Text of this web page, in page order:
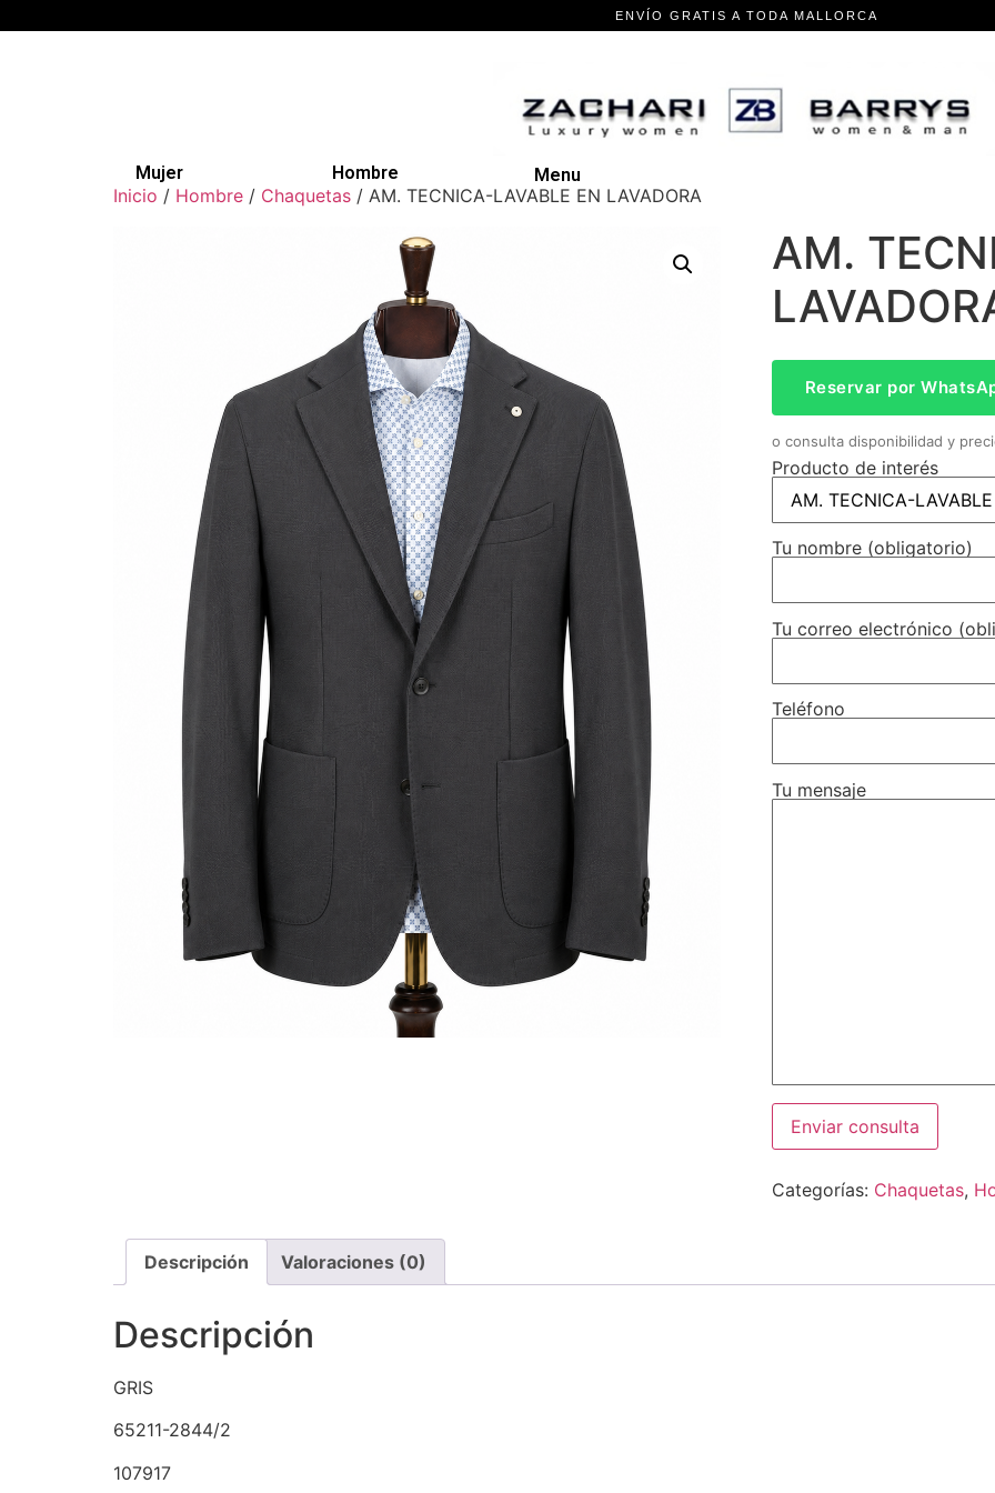
Mujer Hombre Menu
Inicio / Hombre / Chaquetas / AM. TECNICA-LAVABLE EN LAVADORA
AM.
Reservar por
o consulta disponibilidad y
Producto de interés
Tu nombre (obligatorio)
Tu correo electrónico
Teléfono
Tu mensaje
Categorías: Chaquetas,
Descripción Valoraciones (0)
Descripción
GRIS
65211-2844/2
107917